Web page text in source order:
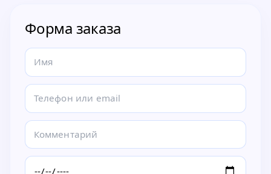
Форма заказа